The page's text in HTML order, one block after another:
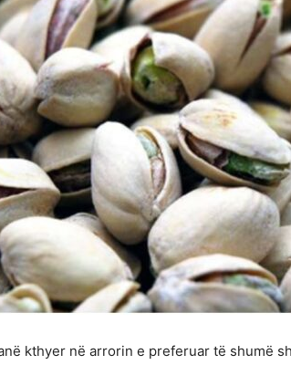
kthyer në arrorin e preferuar të shumë